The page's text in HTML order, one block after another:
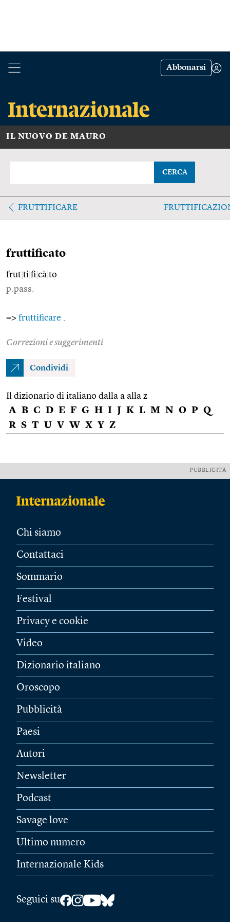
Abbonarsi
IL NUOVO DE MAURO
CERCA
FRUTTIFICARE
fruttificato
frut ti fi cà to
p.pass.
=> fruttificare
Correzioni e suggerimenti
Condividi
Il dizionario di italiano dalla a alla z
A B C D E F G H I J K L M N O P Q
R S T U V W X Y Z
PUBBLICITÀ
Chi siamo
Contattaci
Sommario
Festival
Privacy e cookie
Video
Dizionario italiano
Oroscopo
Pubblicità
Paesi
Autori
Newsletter
Podcast
Savage love
Ultimo numero
Internazionale Kids
Seguici su